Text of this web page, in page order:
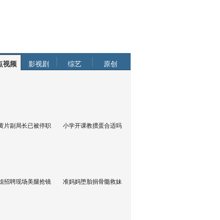
视频 影视剧 综艺 原创
片副局长已被停职 小学开课教掼蛋合适吗
招聘现场美腿抢镜 准妈妈堕胎捐骨髓救妹